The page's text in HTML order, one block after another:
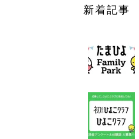
新着記事